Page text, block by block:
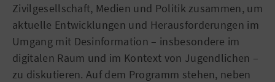
Zivilgesellschaft, Medien und Politik zusammen, um
aktuelle Entwicklungen und Herausforderungen im
Umgang mit Desinformation – insbesondere im
digitalen Raum und im Kontext von Jugendlichen –
zu diskutieren. Auf dem Programm stehen, neben